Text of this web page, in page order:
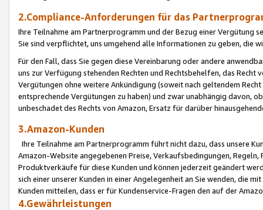
2.Compliance-Anforderungen für das
Ihre Teilnahme am Partnerprogramm und der Bezug einer Vergütung
Sie sind verpflichtet, uns umgehend alle Informationen zu geben, die
Für den Fall, dass Sie gegen diese Vereinbarung oder andere
uns zur Verfügung stehenden Rechten und Rechtsbehelfen, das
Vergütungen ohne weitere Ankündigung (soweit nach geltendem
entsprechende Vergütungen zu haben) und zwar unabhängig davon,
unbeschadet des Rechts von Amazon, Ersatz für darüber
3.Amazon-Kunden
Ihre Teilnahme am Partnerprogramm führt nicht dazu, dass unsere
Amazon-Website angegebenen Preise, Verkaufsbedingungen,
Produktverkäufe für diese Kunden und können jederzeit geändert
sich einer unserer Kunden in einer Angelegenheit an Sie wenden, die
Kunden mitteilen, dass er für Kundenservice-Fragen den auf der
4.Gewährleistungen